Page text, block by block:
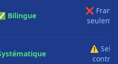
Bilingue
❌
⚠️
contrat